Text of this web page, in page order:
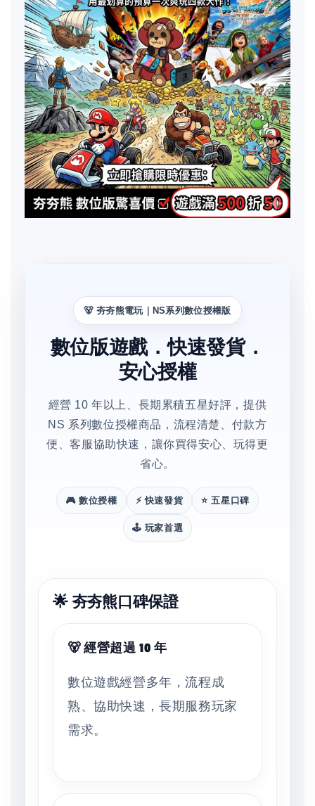
🐻 夯夯熊電玩｜NS系列數位授權版
數位版遊戲．快速發貨．
安心授權
經營 10 年以上、長期累積五星好評，提供
NS 系列數位授權商品，流程清楚、付款方
便、客服協助快速，讓你買得安心、玩得更
省心。
🎮 數位授權 ⚡ 快速發貨 ⭐ 五星口碑
🕹️ 玩家首選
🌟 夯夯熊口碑保證
🐻 經營超過 10 年
數位遊戲經營多年，流程成
熟、協助快速，長期服務玩家
需求。